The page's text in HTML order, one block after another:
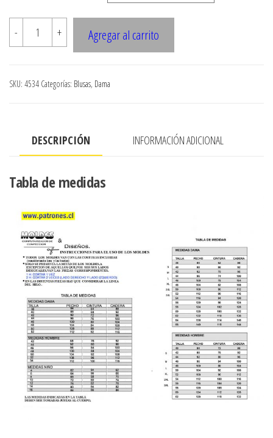
$7.900
-
4534
amarra
+ Agregar al carrito
SKU: 4534 Categorías: Blusas, Dama
DESCRIPCIÓN INFORMACIÓN ADICIONAL
Tabla de medidas